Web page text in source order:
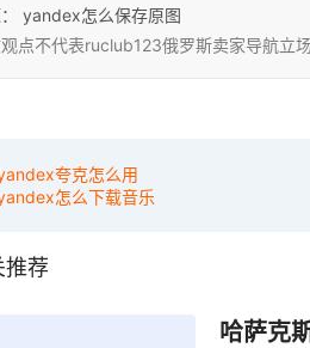
yandex怎么保存原图
点不代表ruclub123俄罗斯卖家导航立
夸克怎么用
怎么下载音乐
推荐
哈萨克